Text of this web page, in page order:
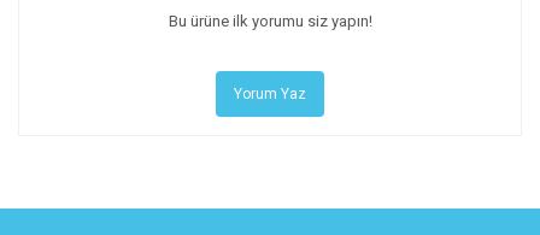
Bu ürüne ilk yorumu siz yapın!
Yorum Yaz